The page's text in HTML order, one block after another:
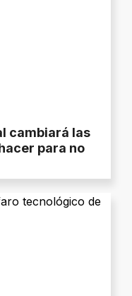
cambiará las
para no